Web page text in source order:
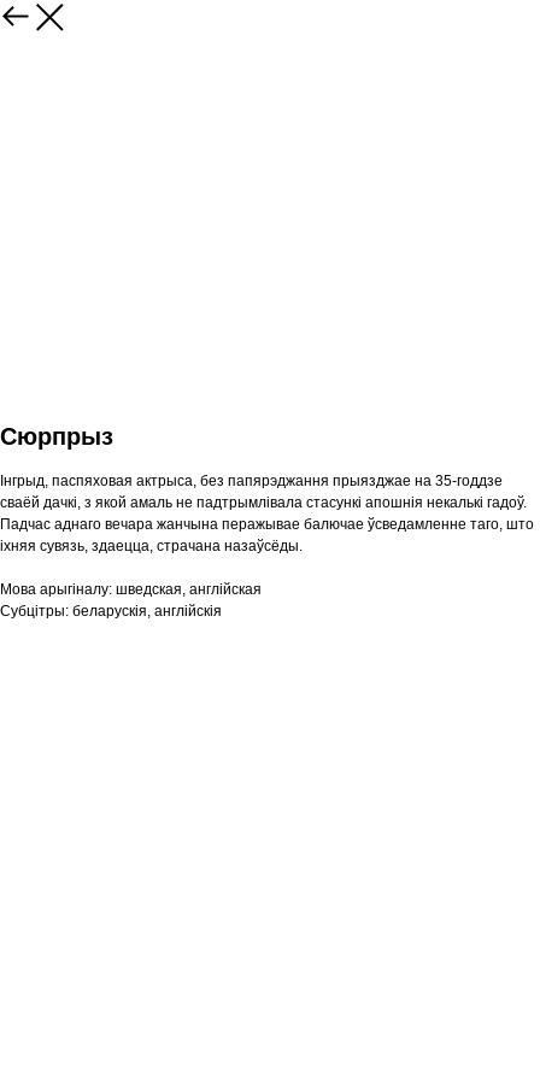
Сюрпрыз
Інгрыд, паспяховая актрыса, без папярэджання прыязджае на 35-годдзе
сваёй дачкі, з якой амаль не падтрымлівала стасункі апошнія некалькі гадоў.
Падчас аднаго вечара жанчына перажывае балючае ўсведамленне таго, што
іхняя сувязь, здаецца, страчана назаўсёды.
Мова арыгіналу: шведская, англійская
Субцітры: беларускія, англійскія